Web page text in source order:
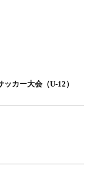
カー大会（U-12）